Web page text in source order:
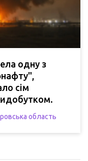
одну з
сім
область